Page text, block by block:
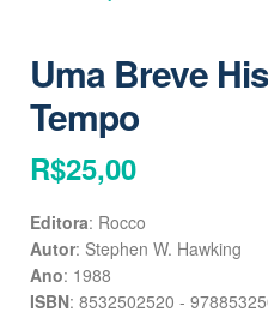
Uma Breve
Tempo
R$25,00
Editora: Rocco
Autor: Stephen W. Hawking
Ano: 1988
ISBN: 8532502520 -